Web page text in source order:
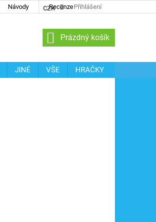
Návody Recenze
CZK Přihlášení
NÁKUPNÍ
KOŠÍK
Prázdný košík
JINÉ VŠE
HRAČKY